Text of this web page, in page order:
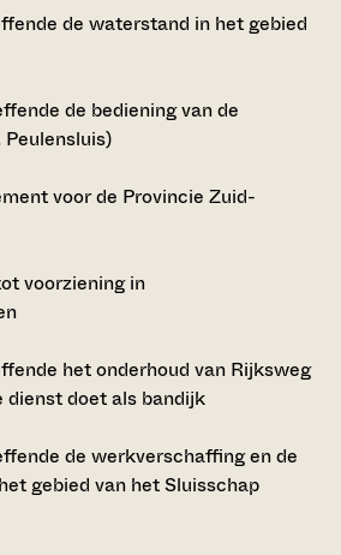
de waterstand in het gebied
de bediening van de
voor de Provincie Zuid-
voorziening in
het onderhoud van Rijksweg
dienst doet als bandijk
de werkverschaffing en de
gebied van het Sluisschap